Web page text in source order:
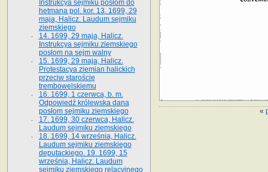
«
Instrukcya sejmiku posłom do
hetmana pol. kor. 13. 1699, 29
maja, Halicz. Laudum sejmiku
ziemskiego
14. 1699, 29 maja, Halicz.
Instrukcya sejmiku ziemskiego
posłom na sejm walny
15. 1699, 29 maja, Halicz.
Protestacya ziemian halickich
przeciw staroście
trembowelskiemu
16. 1699, 1 czerwca, b. m.
Odpowiedź królewska dana
posłom sejmiku ziemskiego
17. 1699, 30 czerwca, Halicz.
Laudum sejmiku ziemskiego
18. 1699, 14 września, Halicz.
Laudum sejmiku ziemskiego
deputackiego. 19. 1699, 15
września, Halicz. Laudum
sejmiku ziemskiego relacyjnego